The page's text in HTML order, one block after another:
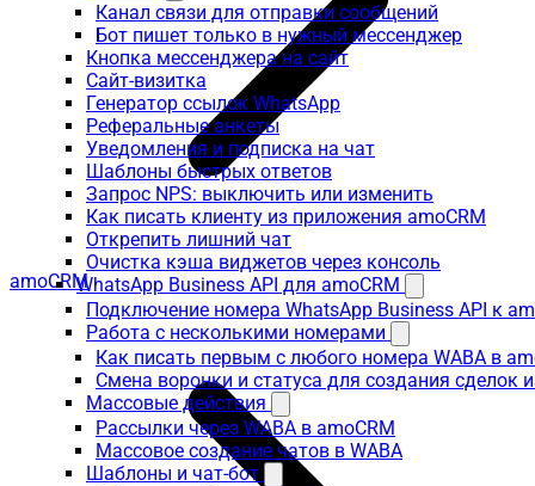
Канал связи для отправки сообщений
Бот пишет только в нужный мессенджер
Кнопка мессенджера на сайт
Сайт-визитка
Генератор ссылок WhatsApp
Реферальные анкеты
Уведомления и подписка на чат
Шаблоны быстрых ответов
Запрос NPS: выключить или изменить
Как писать клиенту из приложения amoCRM
Открепить лишний чат
Очистка кэша виджетов через консоль
WhatsApp Business API для amoCRM
Подключение номера WhatsApp Business API к
Работа с несколькими номерами
Как писать первым с любого номера WABA в
Смена воронки и статуса для создания сделок
Массовые действия
Рассылки через WABA в amoCRM
Массовое создание чатов в WABA
Шаблоны и чат-бот
amoCRM